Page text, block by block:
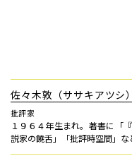
佐々木敦（ササキアツシ）
批評家
１９６４年生まれ。著書に「
説家の饒舌」「批評時空間」な